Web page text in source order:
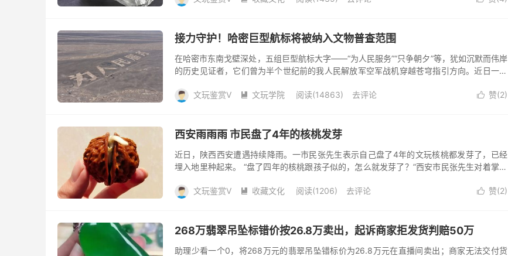
接力守护！哈密巨型航标将被纳入文物普查范围
在哈密市东南戈壁深处，五组巨型航标大字——“为人民服务”“只争朝夕”等，犹如沉默而伟岸
的历史见证者，它们曾为半个世纪前的我人民解放军空军战机穿越苍穹指引方向。近日一则
 赞(2)
文玩鉴赏V  文玩学院 阅读(14863) 去评论
西安雨雨雨 市民盘了4年的核桃发芽
近日，陕西西安遭遇持续降雨。一市民张先生表示自己盘了4年的文玩核桃都发芽了，已经
埋入地里种起来。 “盘了四年的核桃跟孩子似的，怎么就发芽了？”西安市民张先生对着掌心
 赞(2)
文玩鉴赏V  收藏文化 阅读(1206) 去评论
268万翡翠吊坠标错价按26.8万卖出，起诉商家拒发货判赔50万
助理少看一个0，将268万元的翡翠吊坠错标价为26.8万元在直播间卖出；商家无法交付货